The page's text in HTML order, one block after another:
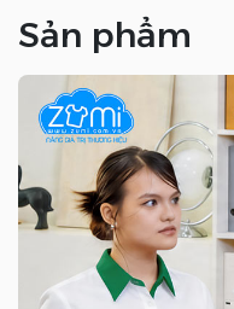
Sản phẩm